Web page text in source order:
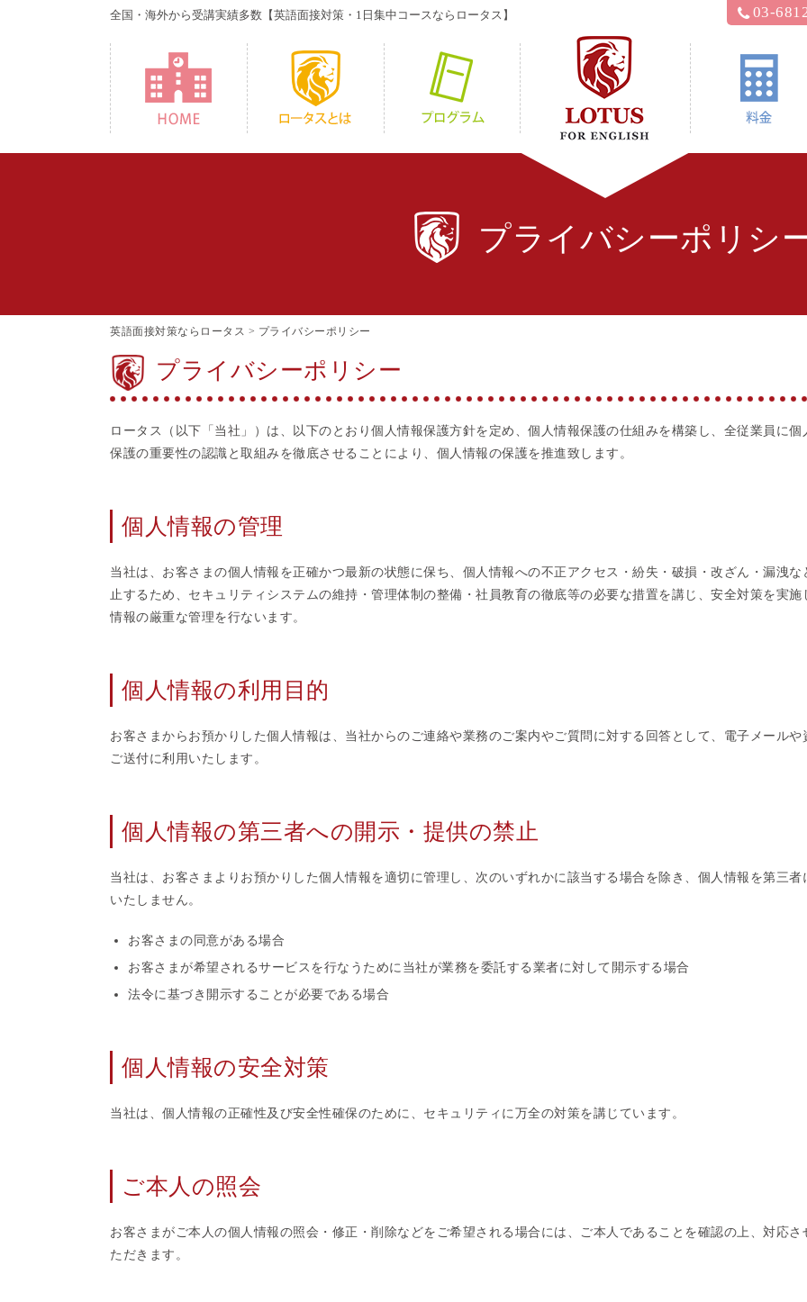
全国・海外から受講実績多数 【英語面接対策・1日集中コースならロータス】 03-
HOME Whyロータス？ プログラム
プライバシーポリシ
英語面接対策ならロータス > プライバシーポリシー
プライバシーポリシー
ロータス（以下「当社」）は、以下のとおり個人情報保護方針を定め、個人情報保護の仕組みを構築し、全従業員に個
保護の重要性の認識と取組みを徹底させることにより、個人情報の保護を推進致します。
個人情報の管理
当社は、お客さまの個人情報を正確かつ最新の状態に保ち、個人情報への不正アクセス・紛失・破損・改ざん・漏洩な
止するため、セキュリティシステムの維持・管理体制の整備・社員教育の徹底等の必要な措置を講じ、安全対策を実施
情報の厳重な管理を行ないます。
個人情報の利用目的
お客さまからお預かりした個人情報は、当社からのご連絡や業務のご案内やご質問に対する回答として、電子メールや
ご送付に利用いたします。
個人情報の第三者への開示・提供の禁止
当社は、お客さまよりお預かりした個人情報を適切に管理し、次のいずれかに該当する場合を除き、個人情報を第三者
いたしません。
お客さまの同意がある場合
お客さまが希望されるサービスを行なうために当社が業務を委託する業者に対して開示する場合
法令に基づき開示することが必要である場合
個人情報の安全対策
当社は、個人情報の正確性及び安全性確保のために、セキュリティに万全の対策を講じています。
ご本人の照会
お客さまがご本人の個人情報の照会・修正・削除などをご希望される場合には、ご本人であることを確認の上、対応さ
ただきます。